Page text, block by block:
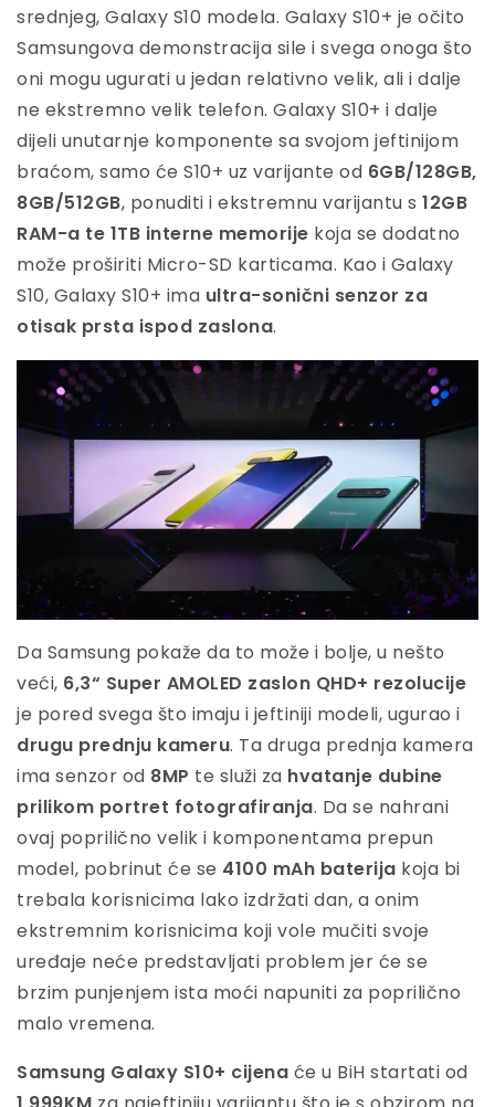
srednjeg, Galaxy S10 modela. Galaxy S10+ je očito
Samsungova demonstracija sile i svega onoga što
oni mogu ugurati u jedan relativno velik, ali i dalje
ne ekstremno velik telefon. Galaxy S10+ i dalje
dijeli unutarnje komponente sa svojom jeftinijom
braćom, samo će S10+ uz varijante od 6GB/128GB,
8GB/512GB, ponuditi i ekstremnu varijantu s 12GB
RAM-a te 1TB interne memorije koja se dodatno
može proširiti Micro-SD karticama. Kao i Galaxy
S10, Galaxy S10+ ima ultra-sonični senzor za
otisak prsta ispod zaslona.
Da Samsung pokaže da to može i bolje, u nešto
veći, 6,3“ Super AMOLED zaslon QHD+ rezolucije
je pored svega što imaju i jeftiniji modeli, ugurao i
drugu prednju kameru. Ta druga prednja kamera
ima senzor od 8MP te služi za hvatanje dubine
prilikom portret fotografiranja. Da se nahrani
ovaj poprilično velik i komponentama prepun
model, pobrinut će se 4100 mAh baterija koja bi
trebala korisnicima lako izdržati dan, a onim
ekstremnim korisnicima koji vole mučiti svoje
uređaje neće predstavljati problem jer će se
brzim punjenjem ista moći napuniti za poprilično
malo vremena.
Samsung Galaxy S10+ cijena će u BiH startati od